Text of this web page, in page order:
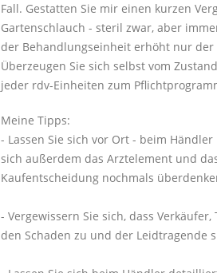
Fall. Gestatten Sie mir einen kurzen
Gartenschlauch - steril zwar, aber
der Behandlungseinheit erhöht nur
Überzeugen Sie sich selbst vom
jeder rdv-Einheiten zum
Meine Tipps:
- Lassen Sie sich vor Ort - beim
sich außerdem das Arztelement und
Kaufentscheidung nochmals
- Vergewissern Sie sich, dass
den Schaden zu und der Leidtragende